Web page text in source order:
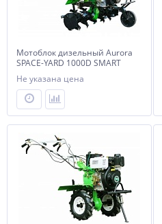
Мотоблок дизельный Aurora
SPACE-YARD 1000D SMART
Не указана цена